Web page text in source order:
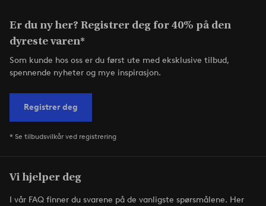
Er du ny her? Registrer deg for 40% på den
dyreste varen*
Som kunde hos oss er du først ute med eksklusive tilbud,
spennende nyheter og mye inspirasjon.
Registrer deg
* Se tilbudsvilkår ved registrering
Vi hjelper deg
I vår FAQ finner du svarene på de vanligste spørsmålene. Her